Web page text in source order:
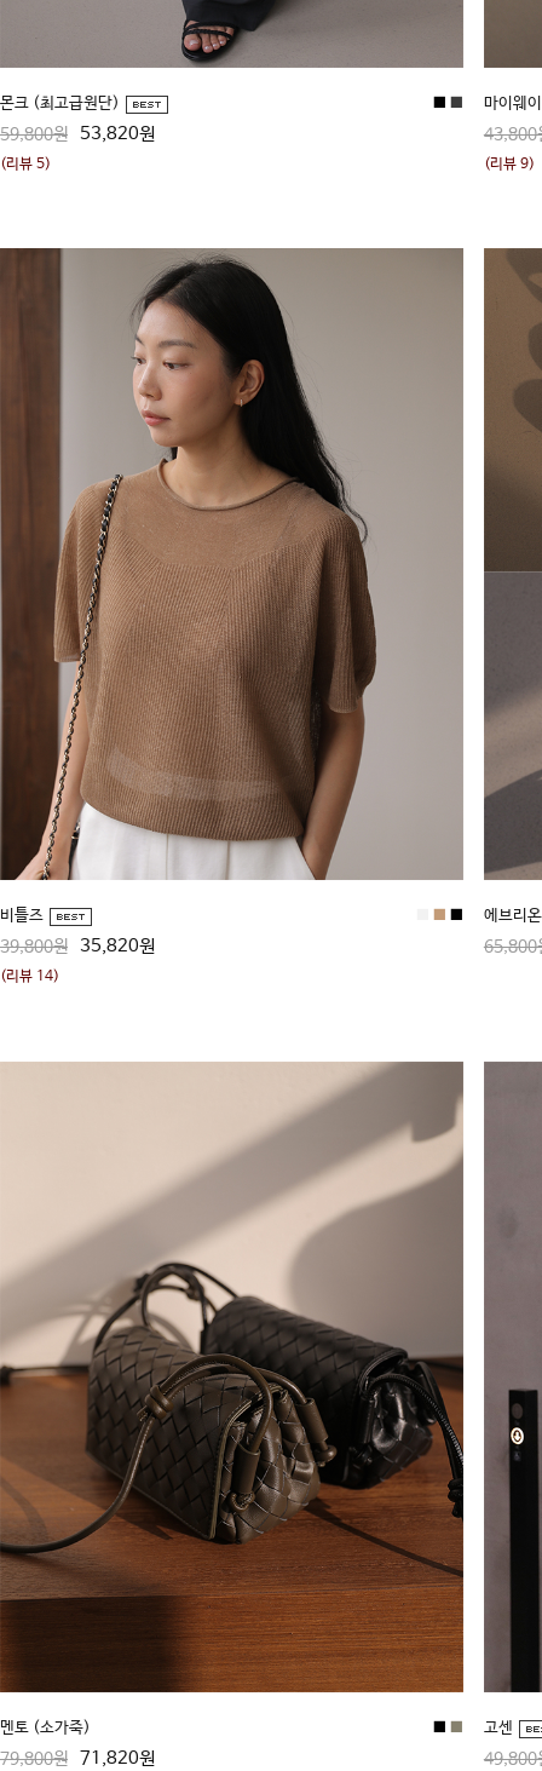
몬크 (최고급원단)
59,800원 53,820원
(리뷰 5)
마이웨
43,800
(리뷰 9)
비틀즈
39,800원 35,820원
(리뷰 14)
에브리
65,800
멘토 (소가죽)
79,800원 71,820원
고센
49,800